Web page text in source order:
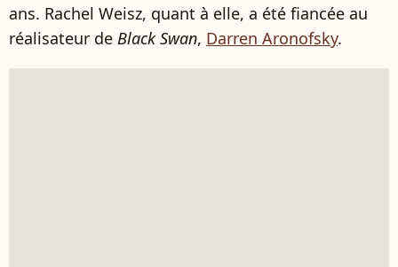
ans. Rachel Weisz, quant à elle, a été fiancée au
réalisateur de Black Swan, Darren Aronofsky.